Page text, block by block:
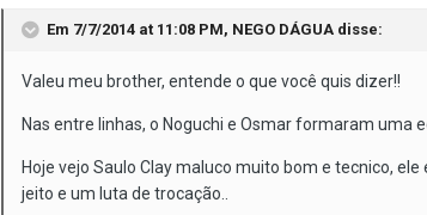
Em 7/7/2014 at 11:08 PM, NEGO DÁGUA disse:
Valeu meu brother, entende o que você quis dizer!!
Nas entre linhas, o Noguchi e Osmar formaram uma
Hoje vejo Saulo Clay maluco muito bom e tecnico,
jeito e um luta de trocação..